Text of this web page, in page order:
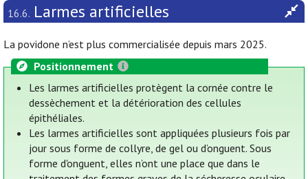
16.6. Larmes artificielles
La povidone n’est plus commercialisée depuis mars 2025.
Positionnement
Les larmes artificielles protègent la cornée contre le
dessèchement et la détérioration des cellules
épithéliales.
Les larmes artificielles sont appliquées plusieurs fois par
jour sous forme de collyre, de gel ou d’onguent. Sous
forme d'onguent, elles n’ont une place que dans le